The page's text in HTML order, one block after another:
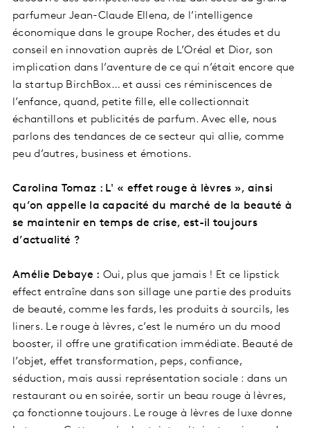
parfumeur Jean-Claude Ellena, de l’intelligence
économique dans le groupe Rocher, des études et du
conseil en innovation auprès de L’Oréal et Dior, son
implication dans l’aventure de ce qui n’était encore que
la startup BirchBox… et aussi ces réminiscences de
l’enfance, quand, petite fille, elle collectionnait
échantillons et publicités de parfum. Avec elle, nous
parlons des tendances de ce secteur qui allie, comme
peu d’autres, business et émotions.
Carolina Tomaz : L' « effet rouge à lèvres », ainsi
qu’on appelle la capacité du marché de la beauté à
se maintenir en temps de crise, est-il toujours
d’actualité ?
Amélie Debaye : Oui, plus que jamais ! Et ce lipstick
effect entraîne dans son sillage une partie des produits
de beauté, comme les fards, les produits à sourcils, les
liners. Le rouge à lèvres, c’est le numéro un du mood
booster, il offre une gratification immédiate. Beauté de
l’objet, effet transformation, peps, confiance,
séduction, mais aussi représentation sociale : dans un
restaurant ou en soirée, sortir un beau rouge à lèvres,
ça fonctionne toujours. Le rouge à lèvres de luxe donne